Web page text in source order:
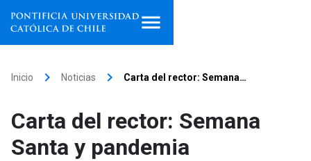
Facultades, escuelas e
institutos
Inicio keyboard_arrow_right Noticias keyboard_arrow_right Carta del rector: Semana…
Carta del rector: Semana
Santa y pandemia